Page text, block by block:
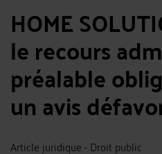
HOME
le recours
préalable
un avis
Article juridique - Droit public